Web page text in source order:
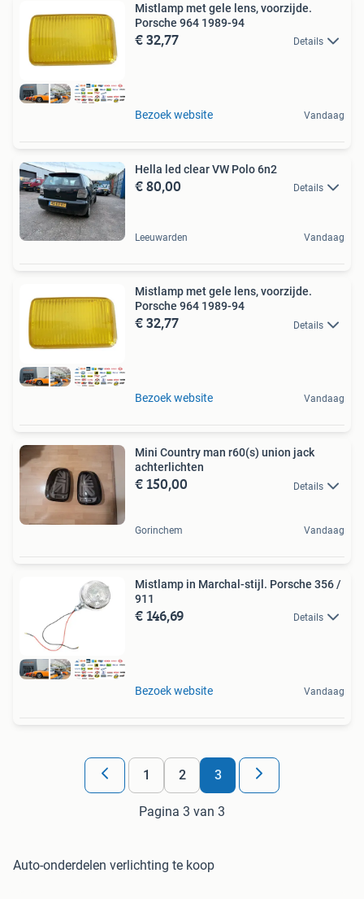
Mistlamp met gele lens, voorzijde.
Porsche 964 1989-94
€ 32,77 Details
Bezoek website Vandaag
Hella led clear VW Polo 6n2
€ 80,00 Details
Leeuwarden Vandaag
Mistlamp met gele lens, voorzijde.
Porsche 964 1989-94
€ 32,77 Details
Bezoek website Vandaag
Mini Country man r60(s) union jack
achterlichten
€ 150,00 Details
Gorinchem Vandaag
Mistlamp in Marchal-stijl. Porsche 356 /
911
€ 146,69 Details
Bezoek website Vandaag
1 2 3
Pagina 3 van 3
Auto-onderdelen verlichting te koop